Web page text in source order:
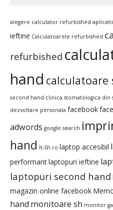
alegere calculator refurbished
ieftine Calculatoarele refurbished
refurbished
hand calculatoare
second hand clinica stomatologica din
dezvoltare personala facebook
adwords google search
hand It-Sh.ro laptop accesibil
performantlaptopuri ieftine
laptopuri second hand
magazin online facebook
hand monitoare sh monitor